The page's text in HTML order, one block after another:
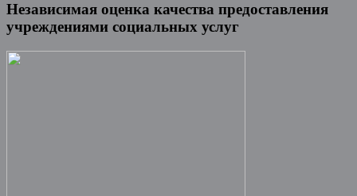
Независимая оценка качества предоставления
учреждениями социальных услуг